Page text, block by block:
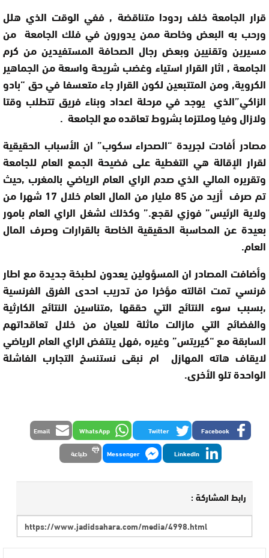
قرار الجامعة خلف ردودا متناقضة , ففي الوقت الذي هلل
ورحب به البعض وخاصة ممن يدورون في فلك الجامعة من
مسيرين وتقنيين وبعض رجال الصحافة المستفيدين من كرم
الجامعة , اثار القرار استياء وغضب شريحة واسعة من الجماهير
الكروية, ومن المتتبعين لكون القرار جاء متعسفا في حق “بادو
الزاكي”الذي يوجد في مرحلة اعداد وبناء فريق تتطلب وقتا
ولازال وفيا وملتزما بشروط تعاقده مع الجامعة .
مصادر أفادت لجريدة “الصحراء سكوب” ان الأسباب الحقيقية
لقرار الإقالة هي التغطية على فضيحة الجمع العام للجامعة
وتقريره المالي الذي صدم الراي العام الرياضي بالمغرب ,حيث
تم صرف أزيد من 85 مليار من المال العام خلال 17 شهرا من
ولاية الرئيس” فوزي لقجع.” وكذلك لشغل الراي العام بامور
بعيدة عن المحاسبة الحقيقية الخاصة بالقرارات وصرف المال
العام.
وأضافت المصادر ان المسؤولين يعدون لطبخة جديدة مع اطار
فرنسي تمت اقالته مؤخرا من تدريب احدى الفرق الفرنسية
,بسبب سوء النتائج التي حققها ,متناسين النتائج الكارثية
والفضائح التي مازالت ماثلة للعيان من خلال تعاقداتهم
السابقة مع “كيريتس” وغيره ,فهل ينتفض الراي العام الرياضي
لايقاف هاته المهازل ام نبقى نستنسخ التجارب الفاشلة
الواحدة تلو الأخرى.
Facebook
Twitter
WhatsApp
Email
LinkedIn
Messenger طباعة
رابط المشاركة :